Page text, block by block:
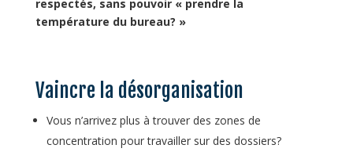
respectés, sans pouvoir « prendre la
température du bureau? »
Vaincre la désorganisation
Vous n’arrivez plus à trouver des zones de
concentration pour travailler sur des dossiers?